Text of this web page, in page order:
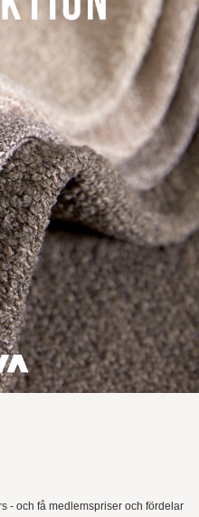
- och få medlemspriser och fördelar